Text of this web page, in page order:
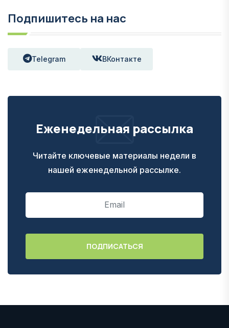
Подпишитесь на нас
Telegram ВКонтакте
Еженедельная рассылка
Читайте ключевые материалы недели в
нашей еженедельной рассылке.